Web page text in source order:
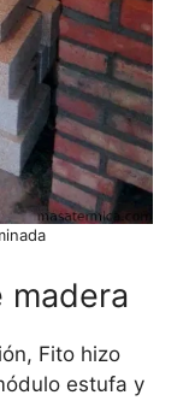
madera
Fito hizo
estufa y